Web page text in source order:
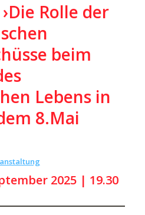
Rolle der
beim
Lebens in
8.Mai
2025 | 19.30